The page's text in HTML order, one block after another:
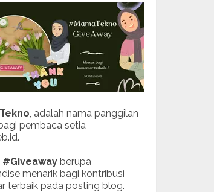
, adalah nama panggilan
pembaca setia
#Giveaway berupa
menarik bagi kontribusi
terbaik pada posting blog.